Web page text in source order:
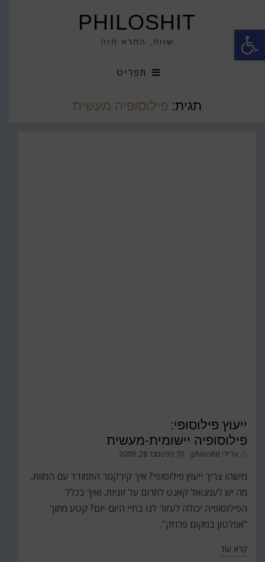
פתח סרגל נגישות PHILOSHIT
שווה, החרא הזה
תפריט
תגית: פילוסופיה מעשית
ייעוץ פילוסופי:
פילוסופיה יישומית-מעשית
על ידי philoshit
פורסםספטמבר 28, 2009
מישהו צריך ייעוץ פילוסופי? איך קירקגור התמודד עם המוות,
מה יש לעמנואל קאנט לתרום על זוגיות, ואיך בכלל
הפילוסופיה יכולה לעזור לנו בחיי היום-יום? קטע מתוך
"אפלטון במקום פרוזק".
קרא עוד